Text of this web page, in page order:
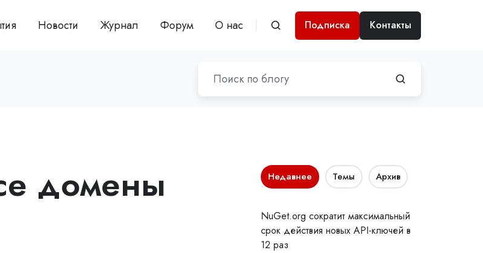
Новости Журнал Форум О нас Подписка Контакты
домены Недавнее Темы Архив
NuGet.org сократит максимальный
срок действия новых API-ключей в
12 раз